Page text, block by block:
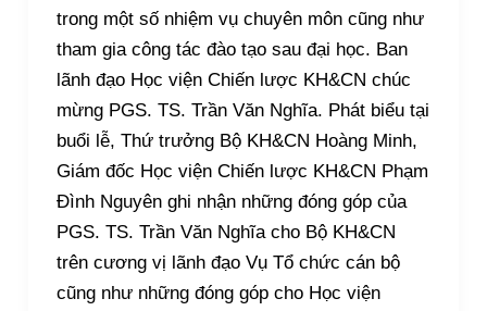
trong một số nhiệm vụ chuyên môn cũng như
tham gia công tác đào tạo sau đại học. Ban
lãnh đạo Học viện Chiến lược KH&CN chúc
mừng PGS. TS. Trần Văn Nghĩa. Phát biểu tại
buổi lễ, Thứ trưởng Bộ KH&CN Hoàng Minh,
Giám đốc Học viện Chiến lược KH&CN Phạm
Đình Nguyên ghi nhận những đóng góp của
PGS. TS. Trần Văn Nghĩa cho Bộ KH&CN
trên cương vị lãnh đạo Vụ Tổ chức cán bộ
cũng như những đóng góp cho Học viện